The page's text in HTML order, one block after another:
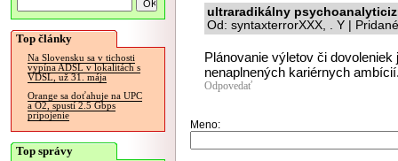
Top články
Na Slovensku sa v tichosti
vypína ADSL v lokalitách s
VDSL, už 31. mája
Orange sa doťahuje na UPC
a O2, spustí 2.5 Gbps
pripojenie
Top správy
ultraradikálny
Od: syntaxterrorXXX, . Y |
Plánovanie výletov či
nenaplnených kariérnych
Odpovedať
Meno: